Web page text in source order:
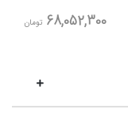
68,052,300 تومان